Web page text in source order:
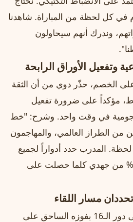
في كل لحظة من المباراة. شاهدنا
وندرك أنهم سيحاولون
وتفعيل الأوراق الرابحة
الخصم، حذّر دوي من أن الثقة
مؤكداً على ضرورة تفعيل
في وقت واحد. وشرح: "خط
من الطراز العالمي، والمهاجمون
المدرب حدد أدواراً لجميع
اللاعبين، وسأبذل 100% من جهدي كلما حصلت على
مسار اللقاء
تأهل منتخب فرنسا إلى دور الـ16 بفوزه الساحق على